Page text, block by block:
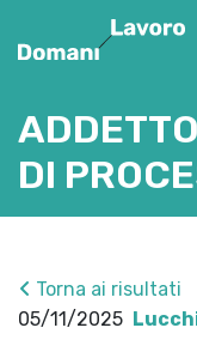
DI
Torna ai risultati
05/11/2025